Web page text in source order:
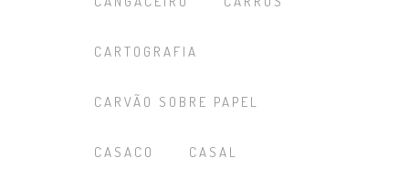
CARTOGRAFIA
CARVÃO SOBRE PAPEL
CASACO CASAL